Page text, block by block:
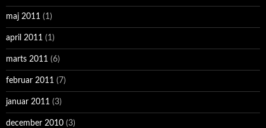
maj 2011 (1)
april 2011 (1)
marts 2011 (6)
februar 2011 (7)
januar 2011 (3)
december 2010 (3)